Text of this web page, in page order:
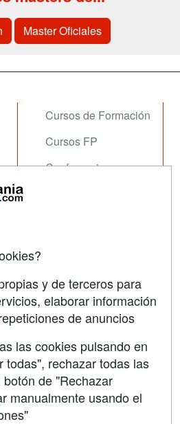
Master Oficiales
Cursos de Formación
Cursos FP
Conferencias
y de terceros para
elaborar información
de anuncios
las cookies pulsando en
todas", rechazar todas las
de "Rechazar
manualmente usando el